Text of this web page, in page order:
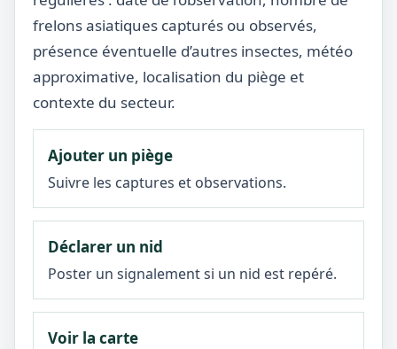
frelons asiatiques capturés ou observés,
présence éventuelle d’autres insectes, météo
approximative, localisation du piège et
contexte du secteur.
Ajouter un piège
Suivre les captures et observations.
Déclarer un nid
Poster un signalement si un nid est repéré.
Voir la carte